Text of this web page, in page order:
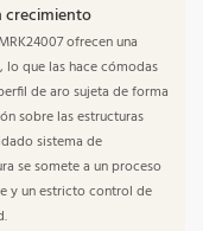
crecimiento
ofrecen una
que las hace cómodas
de aro sujeta de forma
sobre las estructuras
sistema de
se somete a un proceso
y un estricto control de